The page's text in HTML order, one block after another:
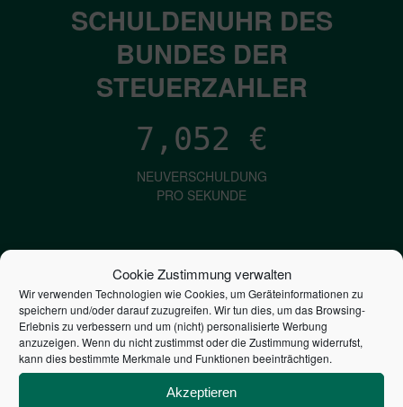
Cookie Zustimmung verwalten
Wir verwenden Technologien wie Cookies, um Geräteinformationen zu
speichern und/oder darauf zuzugreifen. Wir tun dies, um das Browsing-
Erlebnis zu verbessern und um (nicht) personalisierte Werbung
anzuzeigen. Wenn du nicht zustimmst oder die Zustimmung widerrufst,
kann dies bestimmte Merkmale und Funktionen beeinträchtigen.
Akzeptieren
SCHULDENUHR DES
BUNDES DER
STEUERZAHLER
7,052 €
NEUVERSCHULDUNG
PRO SEKUNDE
1,601€
ZINSEN
PRO SEKUNDE
2,805,967,027,253